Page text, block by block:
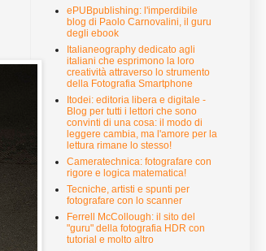
ePUBpublishing: l'imperdibile
blog di Paolo Carnovalini, il guru
degli ebook
Italianeography dedicato agli
italiani che esprimono la loro
creatività attraverso lo strumento
della Fotografia Smartphone
Itodei: editoria libera e digitale -
Blog per tutti i lettori che sono
convinti di una cosa: il modo di
leggere cambia, ma l'amore per la
lettura rimane lo stesso!
Cameratechnica: fotografare con
rigore e logica matematica!
Tecniche, artisti e spunti per
fotografare con lo scanner
Ferrell McCollough: il sito del
"guru" della fotografia HDR con
tutorial e molto altro